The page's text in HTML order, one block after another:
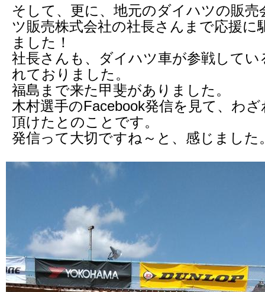
そして、更に、地元のダイハツの販売
ツ販売株式会社の社長さんまで応援に
ました！
社長さんも、ダイハツ車が参戦してい
れておりました。
福島まで来た甲斐がありました。
木村選手のFacebook発信を見て、わ
頂けたとのことです。
発信って大切ですね～と、感じました